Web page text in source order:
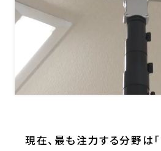
現在、最も注力する分野は